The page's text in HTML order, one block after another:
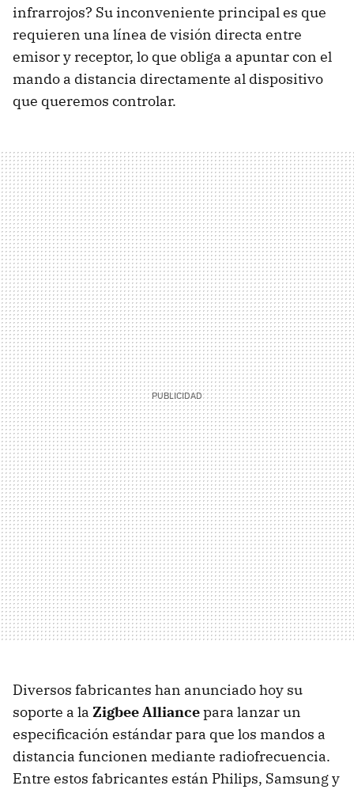
infrarrojos? Su inconveniente principal es que
requieren una línea de visión directa entre
emisor y receptor, lo que obliga a apuntar con el
mando a distancia directamente al dispositivo
que queremos controlar.
Diversos fabricantes han anunciado hoy su
soporte a la Zigbee Alliancepara lanzar un
especificación estándar para que los mandos a
distancia funcionen mediante radiofrecuencia.
Entre estos fabricantes están Philips, Samsung y